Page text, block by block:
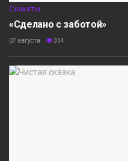
Сюжеты
«Сделано с заботой»
07 августа 334